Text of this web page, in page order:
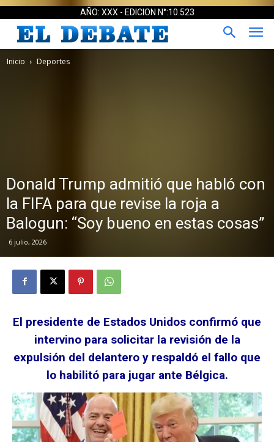
AÑO: XXX - EDICION N°:10.523
Inicio Deportes
Donald Trump admitió que habló con
la FIFA para que revise la roja a
Balogun: “Soy bueno en estas cosas”
6 julio, 2026
El presidente de Estados Unidos confirmó que
intervino para solicitar la revisión de la
expulsión del delantero y respaldó el fallo que
lo habilitó para jugar ante Bélgica.